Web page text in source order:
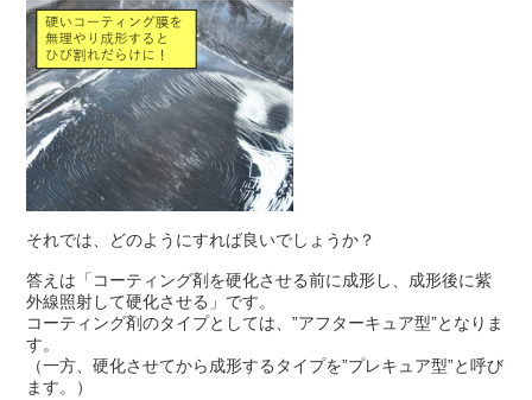
それでは、どのようにすれば良いでしょうか？
答えは「コーティング剤を硬化させる前に成形し、成形後に紫
外線照射して硬化させる」です。
コーティング剤のタイプとしては、”アフターキュア型”となりま
す。
（一方、硬化させてから成形するタイプを”プレキュア型”と呼び
ます。）